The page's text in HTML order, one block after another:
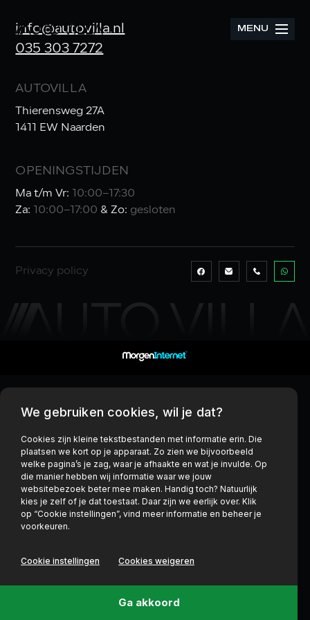
MENU
info@autovilla.nl
035 303 7272
AUTOVILLA
Thierensweg 27A
1411 EW Naarden
OPENINGSTIJDEN
Ma t/m Vr:
10:00–17:30
Za:
10:00–17:00 & Zo: gesloten
Privacy policy
We gebruiken cookies, wil je dat?
Cookies zijn kleine tekstbestanden met informatie erin. Die
plaatsen we kort op je apparaat. Zo zien we bijvoorbeeld
welke pagina’s je zag, waar je afhaakte en wat je invulde. Op
die manier hebben wij informatie waar we jouw
websitebezoek beter mee maken. Handig toch? Natuurlijk
kies je zelf of je dat toestaat. Daar zijn we eerlijk over. Klik
op “Cookie instellingen”, vind meer informatie en beheer je
voorkeuren.
Cookie instellingen Cookies weigeren
Ga akkoord